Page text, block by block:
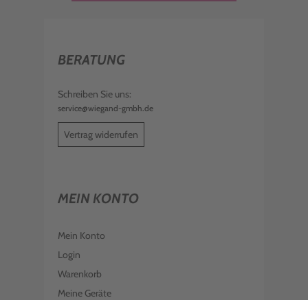
4 EPSON TINTEN C13T089540
€ 33,99
EPSON TINTE C13T089340 MAGENTA
T0893
€ 8,98 inkl. MwSt. zzgl. Versand
€ 7,98 inkl. MwSt. zzgl. Versand
BERATUNG
Schreiben Sie uns:
service@wiegand-gmbh.de
Vertrag widerrufen
MEIN KONTO
Mein Konto
Login
Warenkorb
Meine Geräte